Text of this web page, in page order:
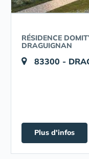
RÉSIDENCE
DRAGUIGNAN
83300 -
Plus d'infos